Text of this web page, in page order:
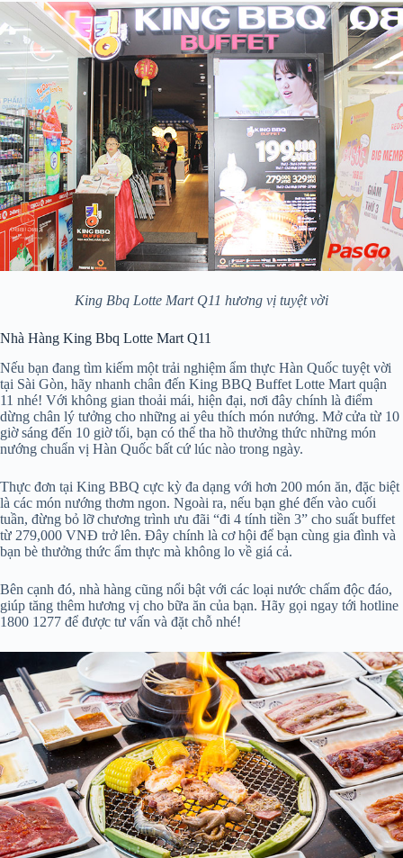
King Bbq Lotte Mart Q11 hương vị tuyệt vời
Nhà Hàng King Bbq Lotte Mart Q11
Nếu bạn đang tìm kiếm một trải nghiệm ẩm thực Hàn Quốc tuyệt vời
tại Sài Gòn, hãy nhanh chân đến King BBQ Buffet Lotte Mart quận
11 nhé! Với không gian thoải mái, hiện đại, nơi đây chính là điểm
dừng chân lý tưởng cho những ai yêu thích món nướng. Mở cửa từ 10
giờ sáng đến 10 giờ tối, bạn có thể tha hồ thưởng thức những món
nướng chuẩn vị Hàn Quốc bất cứ lúc nào trong ngày.
Thực đơn tại King BBQ cực kỳ đa dạng với hơn 200 món ăn, đặc biệt
là các món nướng thơm ngon. Ngoài ra, nếu bạn ghé đến vào cuối
tuần, đừng bỏ lỡ chương trình ưu đãi “đi 4 tính tiền 3” cho suất buffet
từ 279,000 VNĐ trở lên. Đây chính là cơ hội để bạn cùng gia đình và
bạn bè thưởng thức ẩm thực mà không lo về giá cả.
Bên cạnh đó, nhà hàng cũng nổi bật với các loại nước chấm độc đáo,
giúp tăng thêm hương vị cho bữa ăn của bạn. Hãy gọi ngay tới hotline
1800 1277 để được tư vấn và đặt chỗ nhé!